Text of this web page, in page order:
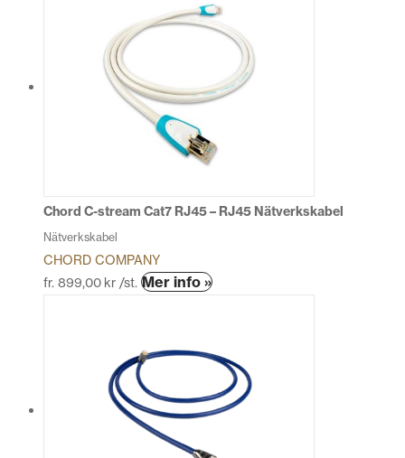
flera
varianter.
De
olika
produktsidan
Chord C-stream Cat7 RJ45 – RJ45 Nätverkskabel
Nätverkskabel
CHORD COMPANY
fr. 899,00 kr /st. Mer info »Den
flera
varianter.
De